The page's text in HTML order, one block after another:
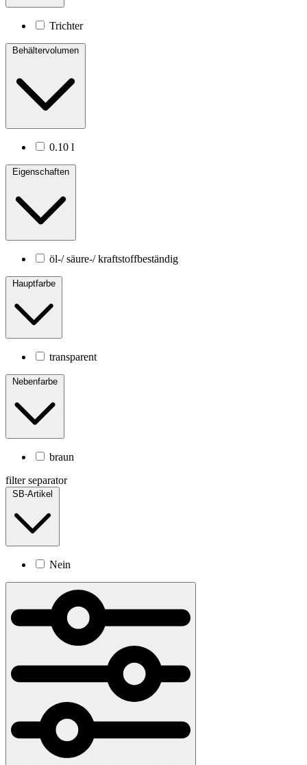
Trichter
Behältervolumen
0.10 l
Eigenschaften
öl-/ säure-/ kraftstoffbeständig
Hauptfarbe
transparent
Nebenfarbe
braun
filter separator
SB-Artikel
Nein